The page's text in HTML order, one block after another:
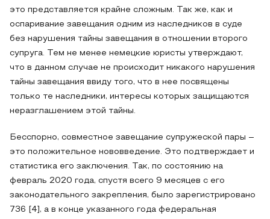
это представляется крайне сложным. Так же, как и
оспаривание завещания одним из наследников в суде
без нарушения тайны завещания в отношении второго
супруга. Тем не менее немецкие юристы утверждают,
что в данном случае не происходит никакого нарушения
тайны завещания ввиду того, что в нее посвящены
только те наследники, интересы которых защищаются
неразглашением этой тайны.
Бесспорно, совместное завещание супружеской пары –
это положительное нововведение. Это подтверждает и
статистика его заключения. Так, по состоянию на
февраль 2020 года, спустя всего 9 месяцев с его
законодательного закрепления, было зарегистрировано
736 [4], а в конце указанного года федеральная